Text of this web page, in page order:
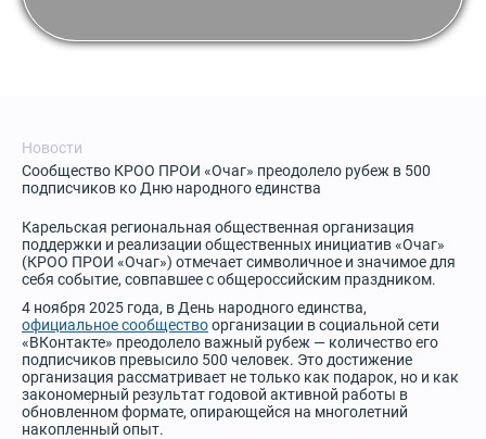
Новости
Сообщество КРОО ПРОИ «Очаг» преодолело рубеж в 500
подписчиков ко Дню народного единства
Карельская региональная общественная организация
поддержки и реализации общественных инициатив «Очаг»
(КРОО ПРОИ «Очаг») отмечает символичное и значимое для
себя событие, совпавшее с общероссийским праздником.
4 ноября 2025 года, в День народного единства,
официальное сообществоорганизации в социальной сети
«ВКонтакте» преодолело важный рубеж — количество его
подписчиков превысило 500 человек. Это достижение
организация рассматривает не только как подарок, но и как
закономерный результат годовой активной работы в
обновленном формате, опирающейся на многолетний
накопленный опыт.